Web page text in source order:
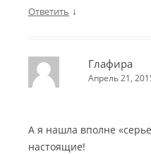
Ответить ↓
Глафира
Апрель 21,
А я нашла вполне
настоящие!